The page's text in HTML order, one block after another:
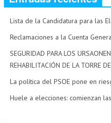
Lista de la Candidatura para las
Reclamaciones a la Cuenta
SEGURIDAD PARA LOS
REHABILITACIÓN DE LA TORRE
La política del PSOE pone en
Huele a elecciones: comienzan